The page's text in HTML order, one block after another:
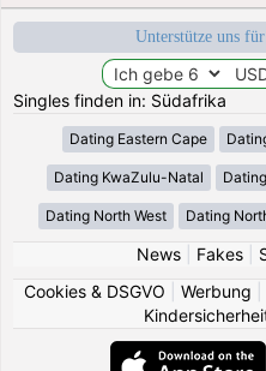
Unterstütze uns
Singles finden in: Südafrika
Dating Eastern Cape
Dating KwaZulu-Natal
Dating North West Dating
News| Fakes|
Cookies & DSGVO
Werbung